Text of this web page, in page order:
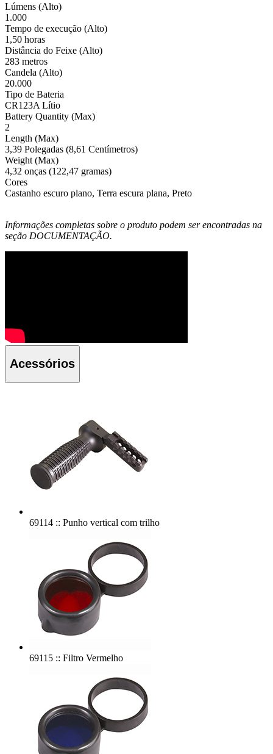
Lúmens (Alto)
1.000
Tempo de execução (Alto)
1,50 horas
Distância do Feixe (Alto)
283 metros
Candela (Alto)
20.000
Tipo de Bateria
CR123A Lítio
Battery Quantity (Max)
2
Length (Max)
3,39 Polegadas (8,61 Centímetros)
Weight (Max)
4,32 onças (122,47 gramas)
Cores
Castanho escuro plano, Terra escura plana, Preto
Informações completas sobre o produto podem ser encontradas na
seção DOCUMENTAÇÃO.
Acessórios
69114 :: Punho vertical com trilho
69115 :: Filtro Vermelho